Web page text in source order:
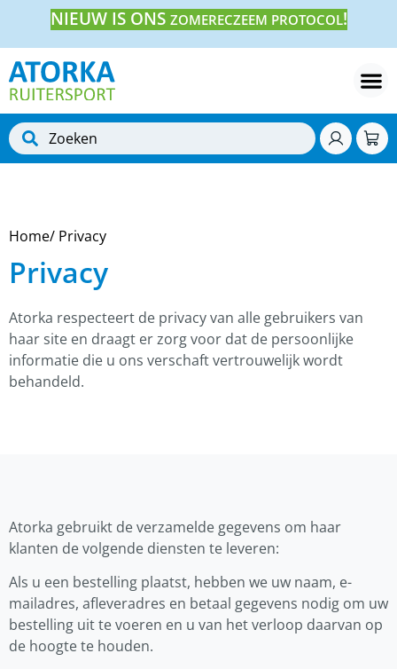
NIEUW IS ONS ZOMERECZEEM PROTOCOL!
Home/ Privacy
Privacy
Atorka respecteert de privacy van alle gebruikers van
haar site en draagt er zorg voor dat de persoonlijke
informatie die u ons verschaft vertrouwelijk wordt
behandeld.
Atorka gebruikt de verzamelde gegevens om haar
klanten de volgende diensten te leveren:
Als u een bestelling plaatst, hebben we uw naam, e-
mailadres, afleveradres en betaal gegevens nodig om uw
bestelling uit te voeren en u van het verloop daarvan op
de hoogte te houden.